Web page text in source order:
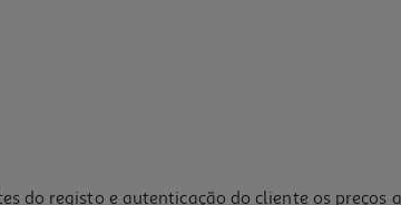
do registo e autenticação do cliente os preços